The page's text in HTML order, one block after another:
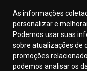
As informações
personalizar e
Podemos usar suas
sobre atualizações de
promoções
podemos analisar os